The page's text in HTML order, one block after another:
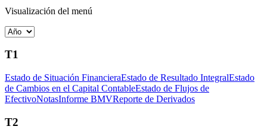
Visualización del menú
T1
Estado de Situación FinancieraEstado de Resultado IntegralEstado
de Cambios en el Capital ContableEstado de Flujos de
EfectivoNotasInforme BMVReporte de Derivados
T2